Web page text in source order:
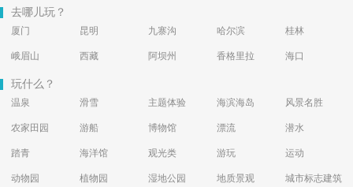
去哪儿玩？
厦门 昆明 九寨沟 哈尔滨 桂林
峨眉山 西藏 阿坝州 香格里拉 海口
玩什么？
温泉 滑雪 主题体验 海滨海岛 风景名胜
农家田园 游船 博物馆 漂流 潜水
踏青 海洋馆 观光类 游玩 运动
动物园 植物园 湿地公园 地质景观 城市标志建筑